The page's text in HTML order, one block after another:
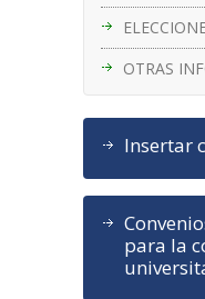
OTRAS
Insertar
para la